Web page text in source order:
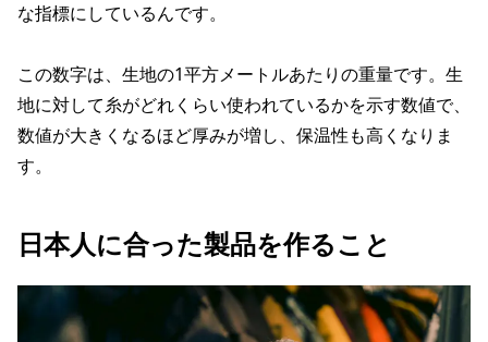
な指標にしているんです。
この数字は、生地の1平方メートルあたりの重量です。生
地に対して糸がどれくらい使われているかを示す数値で、
数値が大きくなるほど厚みが増し、保温性も高くなりま
す。
日本人に合った製品を作ること